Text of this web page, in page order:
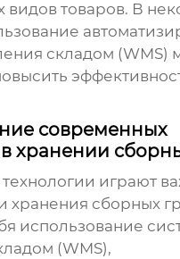
видов товаров. В
складом (WMS)
современных
хранении
играют
хранения сборных
использование
(WMS),